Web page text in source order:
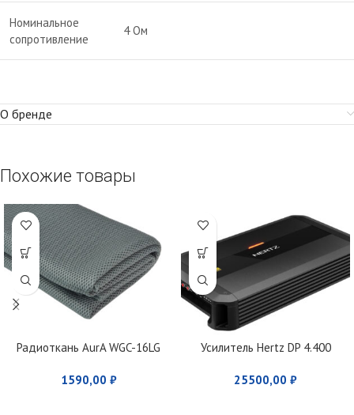
Номинальное
сопротивление
4 Ом
О бренде
Похожие товары
Радиоткань AurA WGC-16LG
1590,00 ₽
Усилитель Hertz DP 4.400
25500,00 ₽